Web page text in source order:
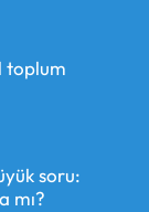
toplum
soru:
mı?